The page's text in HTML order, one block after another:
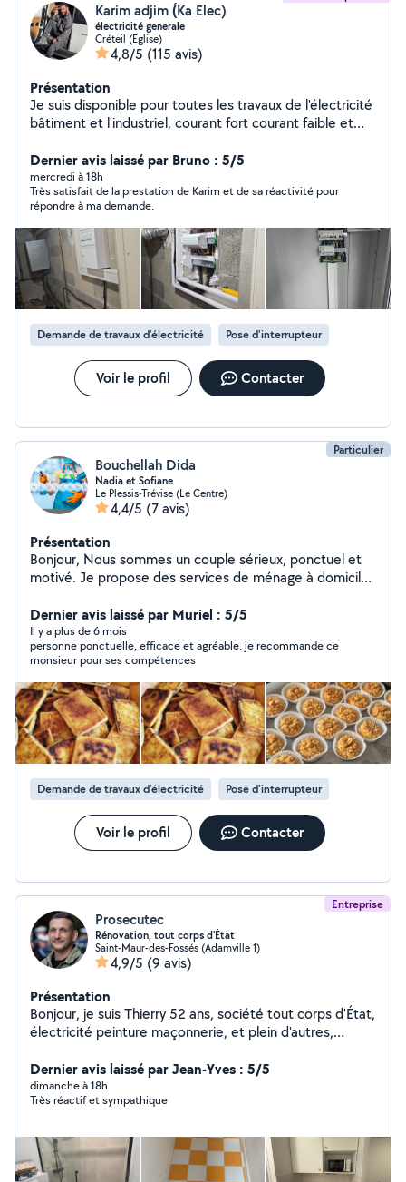
Karim adjim (́Ka Elec)
électricité generale
Créteil (Eglise)
4,8/5 (115 avis)
Présentation
Je suis disponible pour toutes les travaux de l'électricité
bâtiment et l'industriel, courant fort courant faible et
neuves et rénovations - Recherche des Pannes -
installation des prises -Remise en norme NF- C-15-100 -
Remplacement de tableau électrique -Modification
d'installation - dépannage . devis et déplacement
gratuit. n'hésitez pas de me contacter pour plus
d'informations
Dernier avis laissé par Bruno : 5/5
mercredi à 18h
Très satisfait de la prestation de Karim et de sa réactivité pour
répondre à ma demande.
Demande de travaux d’électricité Pose d'interrupteur
Voir le profil Contacter
Particulier
Bouchellah Dida
Nadia et Sofiane
Le Plessis-Trévise (Le Centre)
4,4/5 (7 avis)
Présentation
Bonjour, Nous sommes un couple sérieux, ponctuel et
motivé. Je propose des services de ménage à domicile :
entretien régulier ou occasionnel. Mon mari propose
des services de bricolage : électricite ,montage de
meubles, petites réparations, fixation d'étagères, pose
de tringles à rideaux, autres petits travaux. Nous
intervenons avec soin et dans la bonne humeur.
N'hésitez pas à nous contacter, nous serons ravis de
vous aider. À bientôt !
Dernier avis laissé par Muriel : 5/5
Il y a plus de 6 mois
personne ponctuelle, efficace et agréable. je recommande ce
monsieur pour ses compétences
Demande de travaux d’électricité Pose d'interrupteur
Voir le profil Contacter
Entreprise
Prosecutec
Rénovation, tout corps d'État
Saint-Maur-des-Fossés (Adamville 1)
4,9/5 (9 avis)
Présentation
Bonjour, je suis Thierry 52 ans, société tout corps d'État,
électricité peinture maçonnerie, et plein d'autres,
Dernier avis laissé par Jean-Yves : 5/5
dimanche à 18h
Très réactif et sympathique